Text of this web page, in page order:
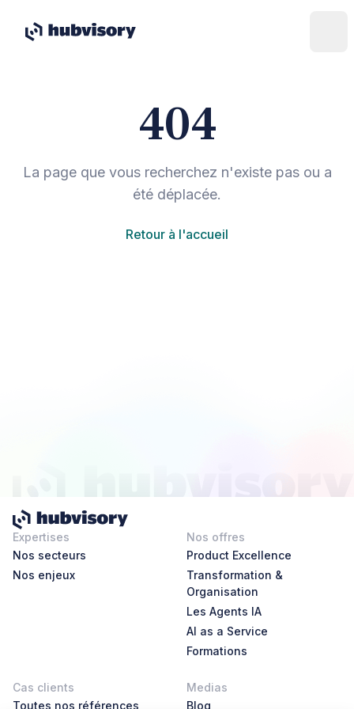
404
La page que vous recherchez n'existe pas ou a
été déplacée.
Retour à l'accueil
Expertises
Nos secteurs
Nos enjeux
Nos offres
Product Excellence
Transformation &
Organisation
Les Agents IA
AI as a Service
Formations
Cas clients
Toutes nos références
Medias
Blog